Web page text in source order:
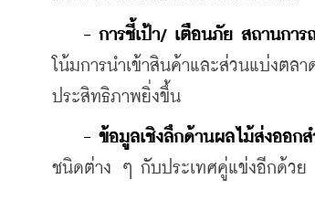
- การชี้เป้า/ เตือนภัย สถานกา
โน้มการนำเข้าสินค้าและส่วนแบ่งต
ประสิทธิภาพยิ่งขึ้น
- ข้อมูลเชิงลึกด้านผลไม้ส่งออก
ชนิดต่าง ๆ กับประเทศคู่แข่งอีกด้วย